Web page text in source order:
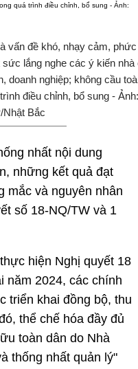
vấn đề khó, nhạy cảm, phức
lắng nghe các ý kiến nhà
doanh nghiệp; không cầu
điều chỉnh, bổ sung - Ảnh:
Nhật Bắc
nhất nội dung
những kết quả đạt
mắc và nguyên nhân
số 18-NQ/TW và 1
hiện Nghị quyết 18
năm 2024, các chính
triển khai đồng bộ, thu
thể chế hóa đầy đủ
toàn dân do Nhà
thống nhất quản lý"